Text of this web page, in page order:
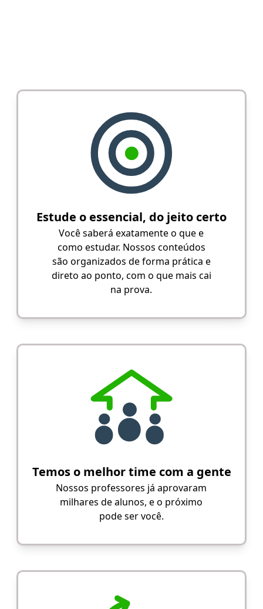
Estude o essencial, do jeito certo
Você saberá exatamente o que e
como estudar. Nossos conteúdos
são organizados de forma prática e
direto ao ponto, com o que mais cai
na prova.
Temos o melhor time com a gente
Nossos professores já aprovaram
milhares de alunos, e o próximo
pode ser você.